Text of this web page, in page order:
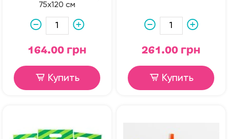
75х120 см
164.00 грн
Купить
261.00 грн
Купить